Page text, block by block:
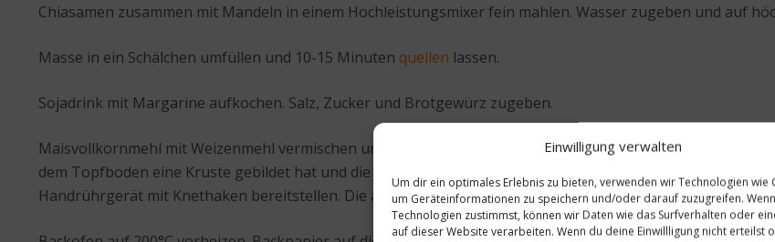
Einwilligung verwalten
Um dir ein optimales Erlebnis zu bieten, verwenden wir Technologien wie
um Geräteinformationen zu speichern und/oder darauf zuzugreifen.
Technologien zustimmst, können wir Daten wie das Surfverhalten oder
auf dieser Website verarbeiten. Wenn du deine Einwillligung nicht erteilst
Chiasamen zusammen mit Mandeln in einem Hochleistungsmixer fein mahlen. Wasser zugeben und auf
Masse in ein Schälchen umfüllen und 10-15 Minuten quellen lassen.
Sojadrink mit Margarine aufkochen. Salz, Zucker und Brotgewürz zugeben.
Maisvollkornmehl mit Weizenmehl vermischen und in einem Schub in die kochende Flüssigkeit einrühren.
dem Topfboden eine Kruste gebildet hat und die Masse zu einem kompakten Kloß geworden ist.
Handrührgerät mit Knethaken bereitstellen. Die aufgequollene Chia-Mandelmasse in die Brandmasse